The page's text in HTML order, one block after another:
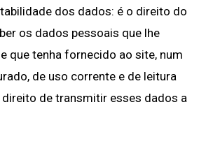
dos dados: é o direito do
os dados pessoais que lhe
que tenha fornecido ao site, num
de uso corrente e de leitura
de transmitir esses dados a